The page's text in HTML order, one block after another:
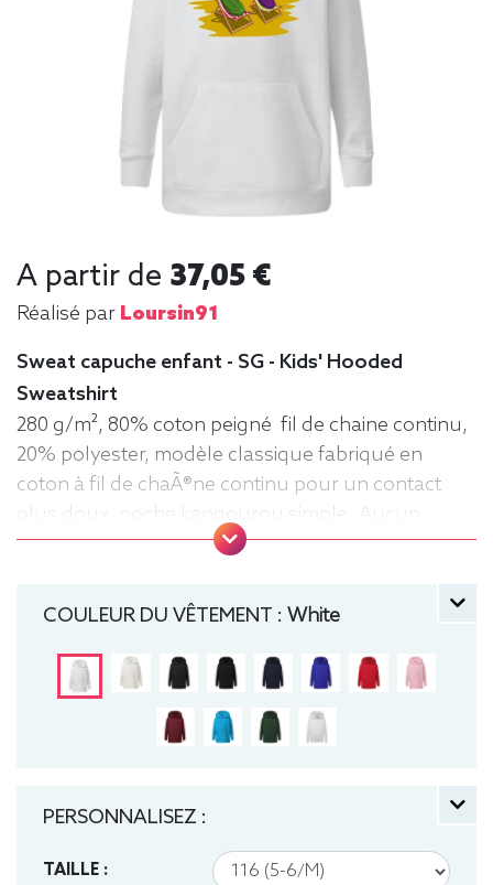
A partir de 37,05 €
Réalisé par Loursin91
Sweat capuche enfant - SG - Kids' Hooded
Sweatshirt
280 g/m², 80% coton peigné fil de chaine continu,
20% polyester, modèle classique fabriqué en
coton à fil de chaÃ®ne continu pour un contact
plus doux, poche kangourou simple. Aucun
cordon de serrage sur les modèles enfants. .
140 (9-10 ans), 152 (11-12 ans) manche longue,
COULEUR DU VÊTEMENT : White
PERSONNALISEZ :
TAILLE :